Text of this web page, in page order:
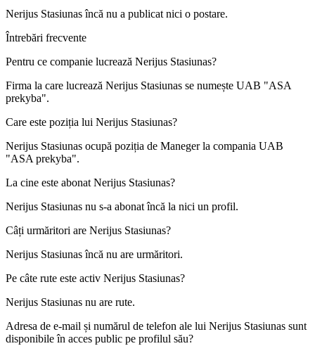
Nerijus Stasiunasîncă nu a publicat nici o postare.
Întrebări frecvente
Pentru ce companie lucrează Nerijus Stasiunas?
Firma la care lucrează Nerijus Stasiunas se numește UAB "ASA
prekyba".
Care este poziția lui Nerijus Stasiunas?
Nerijus Stasiunas ocupă poziția de Manegerla compania UAB
"ASA prekyba".
La cine este abonat Nerijus Stasiunas?
Nerijus Stasiunas nu s-a abonat încă la nici un profil.
Câți urmăritori are Nerijus Stasiunas?
Nerijus Stasiunas încă nu are urmăritori.
Pe câte rute este activ Nerijus Stasiunas?
Nerijus Stasiunas nu are rute.
Adresa de e-mail și numărul de telefon ale lui Nerijus Stasiunas sunt
disponibile în acces public pe profilul său?